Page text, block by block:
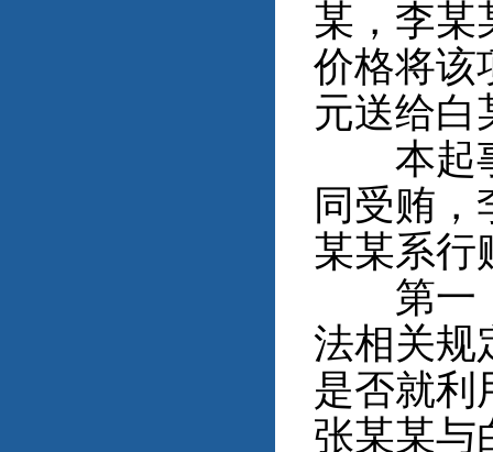
某，李某
价格将该
元送给白
本起事
同受贿
某某系行
第一，
法相关规
是否就利
张某某与